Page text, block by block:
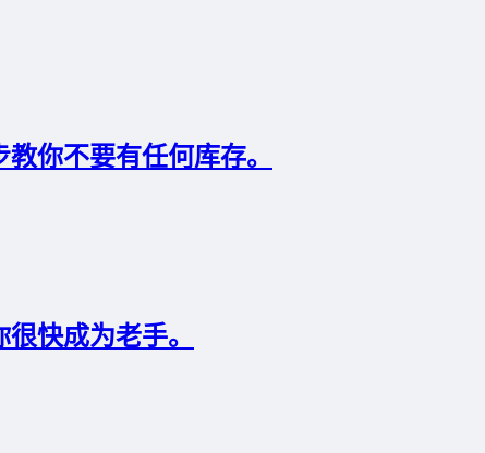
你不要有任何库存。
快成为老手。